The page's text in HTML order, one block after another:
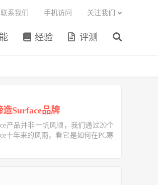
经验 评测
联系我们 手机访问 关注我们
Surface品牌
产品并非一帆风顺，我们通过20个
十年来的风雨，看它是如何在PC寒